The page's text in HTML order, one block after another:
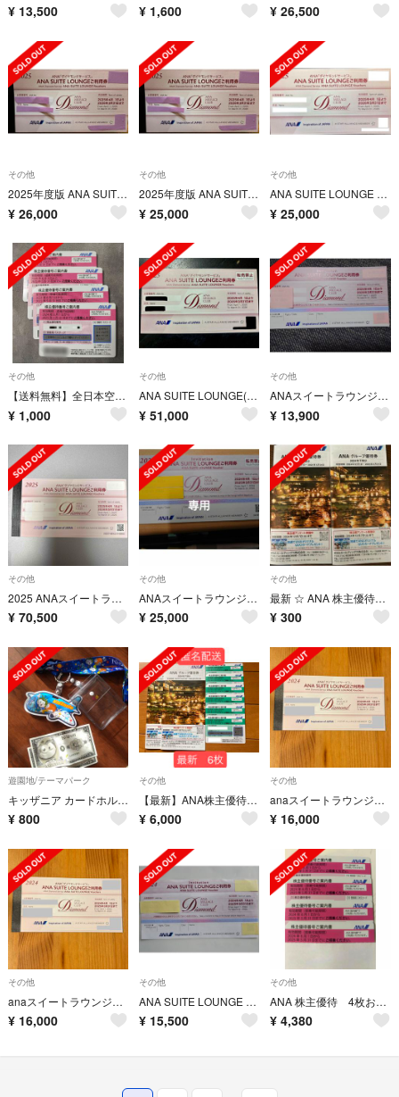
¥ 13,500 ¥ 1,600 ¥ 26,500
その他
2025年度版 ANA SUITE LOUNGE ご利用券 2枚
¥ 26,000
その他
2025年度版 ANA SUITE LOUNGE ご利用券 スイートラウンジ2枚
¥ 25,000
その他
ANA SUITE LOUNGE 利用券2枚
¥ 25,000
その他
【送料無料】全日本空輸 ANA株主優待券×4枚(株主優待番号ご案内書)
¥ 1,000
その他
ANA SUITE LOUNGE(ANAスイートラウンジ利用券)2025年 4枚
¥ 51,000
その他
ANAスイートラウンジ利用券 1枚
¥ 13,900
その他
2025 ANAスイートラウンジご利用券 6枚 ANA SUITE LOUNGE
¥ 70,500
その他
ANAスイートラウンジ 利用券2枚す
¥ 25,000
その他
最新 ☆ ANA 株主優待券 2冊 ☆ ANAグループ各社・提携ホテルご優待冊子
¥ 300
遊園地/テーマパーク
キッザニア カードホルダー 飛行機
¥ 800
その他
【最新】ANA株主優待券6枚+優待冊子2冊【匿名配送】
¥ 6,000
その他
anaスイートラウンジご利用券 1枚
¥ 16,000
その他
anaスイートラウンジご利用券 1枚
¥ 16,000
その他
ANA SUITE LOUNGE ご利用券 2024
¥ 15,500
その他
ANA 株主優待 4枚おまとめ
¥ 4,380